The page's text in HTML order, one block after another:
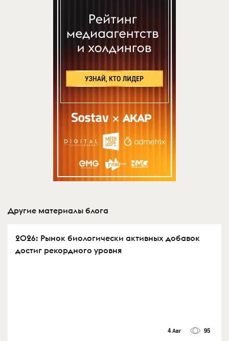
Другие материалы блога
2026: Рынок биологически активных добавок
достиг рекордного уровня
4 Авг 95